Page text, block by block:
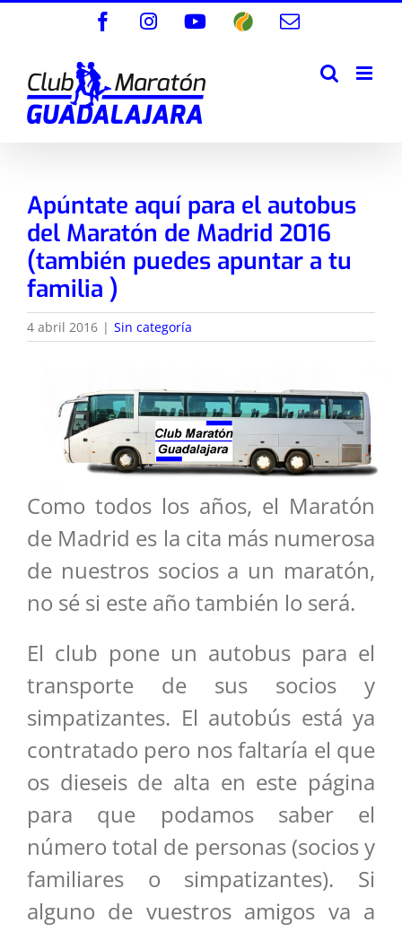
FacebookInstagramYouTube
WikilocCorreo
Apúntate aquí para el autobus
del Maratón de Madrid 2016
(también puedes apuntar a tu
familia )
4 abril 2016 | Sin categoría
Como todos los años, el Maratón
de Madrid es la cita más numerosa
de nuestros socios a un maratón,
no sé si este año también lo será.
El club pone un autobus para el
transporte de sus socios y
simpatizantes. El autobús está ya
contratado pero nos faltaría el que
os dieseis de alta en este página
para que podamos saber el
número total de personas (socios y
familiares o simpatizantes). Si
alguno de vuestros amigos va a